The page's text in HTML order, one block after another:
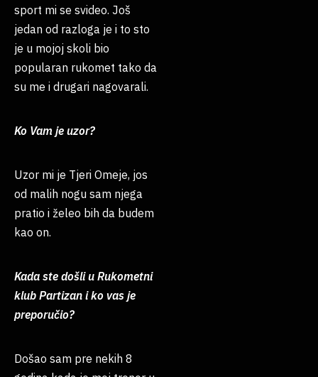
sport mi se svideo. Još
jedan od razloga je i to sto
je u mojoj skoli bio
popularan rukomet tako da
su me i drugari nagovarali.
Ko Vam je uzor?
Uzor mi je Tjeri Omeje, jos
od malih nogu sam njega
pratio i želeo bih da budem
kao on.
Kada ste došli u Rukometni
klub Partizan i ko vas je
preporučio?
Došao sam pre nekih 8